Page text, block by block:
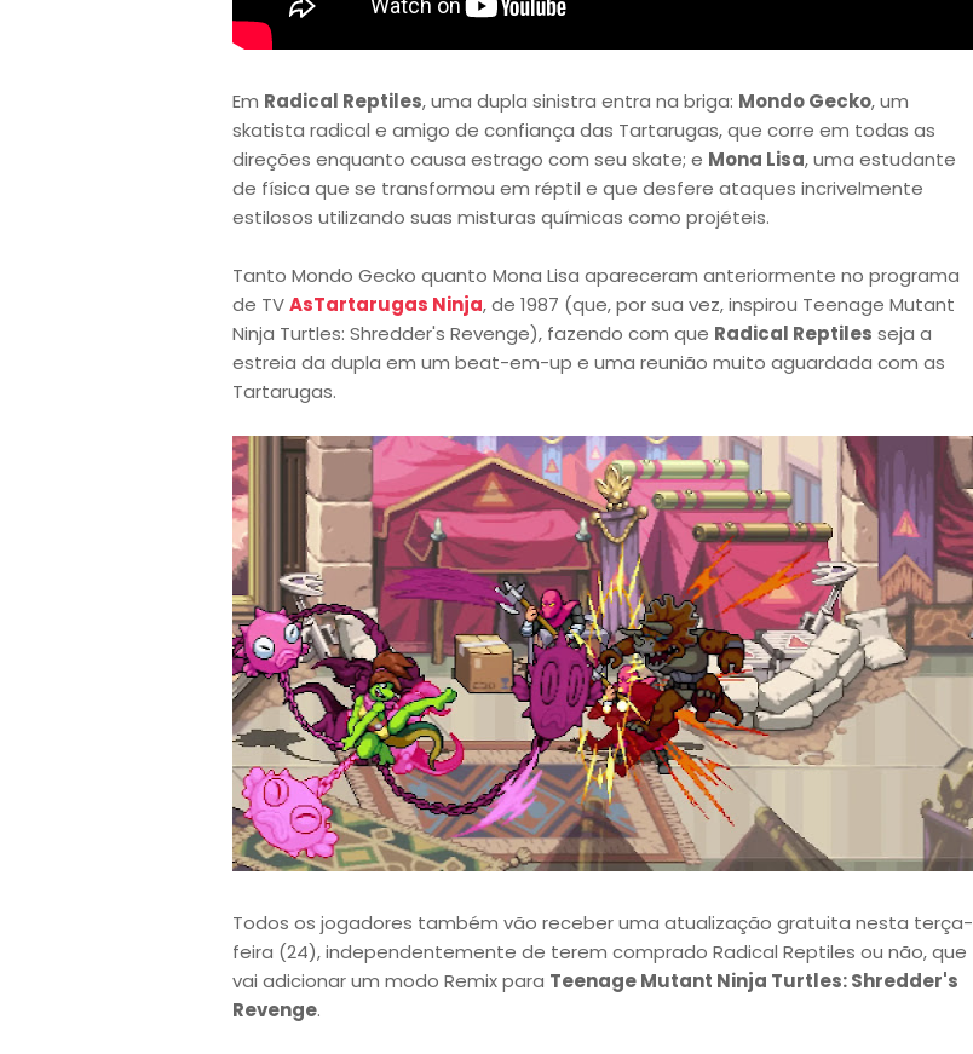
Em Radical Reptiles, uma dupla sinistra entra na briga: Mondo Gecko, um
skatista radical e amigo de confiança das Tartarugas, que corre em todas as
direções enquanto causa estrago com seu skate; e Mona Lisa, uma estudante
de física que se transformou em réptil e que desfere ataques incrivelmente
estilosos utilizando suas misturas químicas como projéteis.
Tanto Mondo Gecko quanto Mona Lisa apareceram anteriormente no programa
de TVAsTartarugas Ninja, de 1987 (que, por sua vez, inspirou Teenage Mutant
Ninja Turtles: Shredder's Revenge), fazendo com que Radical Reptiles seja a
estreia da dupla em um beat-em-up e uma reunião muito aguardada com as
Tartarugas.
Todos os jogadores também vão receber uma atualização gratuita nesta terça-
feira (24), independentemente de terem comprado Radical Reptiles ou não, que
vai adicionar um modo Remix para Teenage Mutant Ninja Turtles: Shredder's
Revenge.